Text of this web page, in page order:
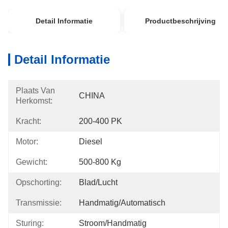
Detail Informatie Productbeschrijving
Detail Informatie
Plaats Van
Herkomst:
CHINA
Kracht: 200-400 PK
Motor: Diesel
Gewicht: 500-800 Kg
Opschorting: Blad/Lucht
Transmissie: Handmatig/automatisch
Sturing: Stroom/handmatig